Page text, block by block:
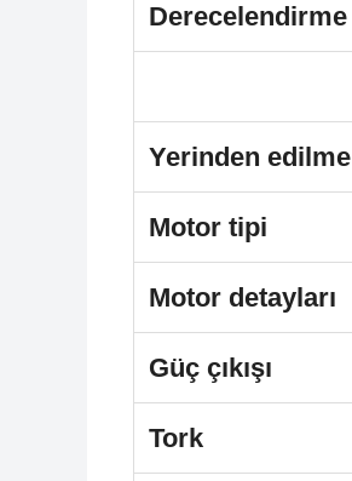
Derecelendirme
Yerinden edilme
Motor tipi
Motor detayları
Güç çıkışı
Tork